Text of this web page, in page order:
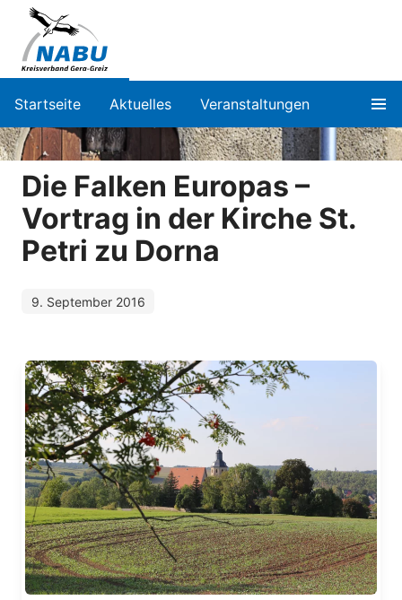
Startseite Aktuelles Veranstaltungen
Die Falken Europas –
Vortrag in der Kirche St.
Petri zu Dorna
9. September 2016